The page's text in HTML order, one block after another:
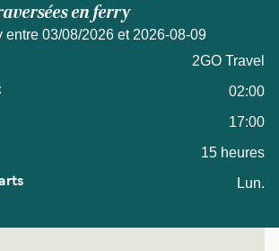
en ferry
entre 03/08/2026 et 2026-08-09
2GO Travel
02:00
17:00
15 heures
Lun.